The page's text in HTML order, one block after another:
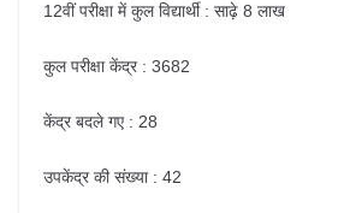
12वीं परीक्षा में कुल विद्यार्थी : साढ़े 8 लाख
कुल परीक्षा केंद्र : 3682
केंद्र बदले गए : 28
उपकेंद्र की संख्या : 42